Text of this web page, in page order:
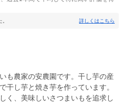
詳しくはこちら
も農家の安農園です。干し芋の産
干し芋と焼き芋を作っています。
く、美味しいさつまいもを追求し